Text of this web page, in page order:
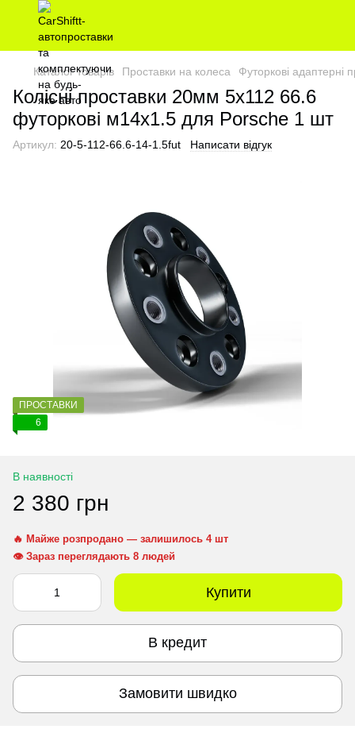
Каталог товарів Проставки на колеса Футоркові адаптерні
Колісні проставки 20мм 5х112 66.6
футоркові м14х1.5 для Porsche 1 шт
Артикул: 20-5-112-66.6-14-1.5fut Написати відгук
ПРОСТАВКИ
6
В наявності
2 380 грн
🔥 Майже розпродано — залишилось 4 шт
👁 Зараз переглядають 8 людей
Купити
В кредит
Замовити швидко